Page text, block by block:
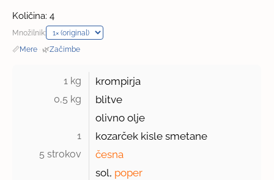
Količina: 4
Množilnik:
📏Mere · 🌿Začimbe
1 kg krompirja
0,5 kg
blitve
olivno olje
1 kozarček kisle smetane
5 strokov
česna
sol, poper